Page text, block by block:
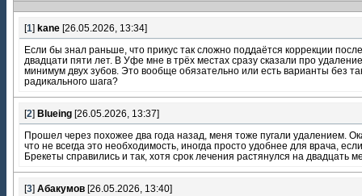
[1] kane [26.05.2026, 13:34]
Если бы знал раньше, что прикус так сложно поддаётся коррекции после
двадцати пяти лет. В Уфе мне в трёх местах сразу сказали про
минимум двух зубов. Это вообще обязательно или есть варианты без
радикального шага?
[2] Blueing [26.05.2026, 13:37]
Прошел через похожее два года назад, меня тоже пугали удалением.
что не всегда это необходимость, иногда просто удобнее для врача,
Брекеты справились и так, хотя срок лечения растянулся на двадцать
[3] Абакумов [26.05.2026, 13:40]